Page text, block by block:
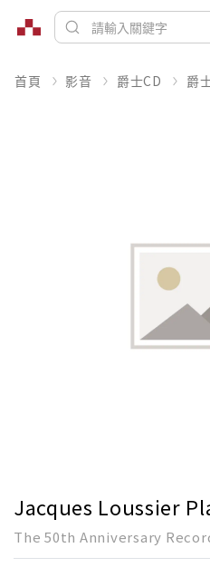
首頁 影音 爵士CD 爵
Jacques Loussier
The 50th Anniversary